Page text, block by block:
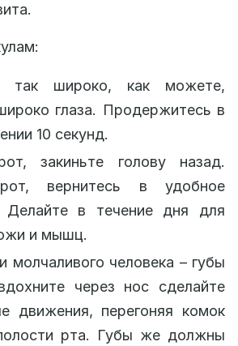
так широко, как можете,
глаза. Продержитесь в
10 секунд.
закиньте голову назад.
вернитесь в удобное
Делайте в течение дня для
и мышц.
молчаливого человека – губы
через нос сделайте
движения, перегоняя комок
рта. Губы же должны